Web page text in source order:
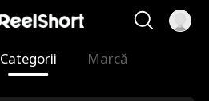
Categorii Marcă